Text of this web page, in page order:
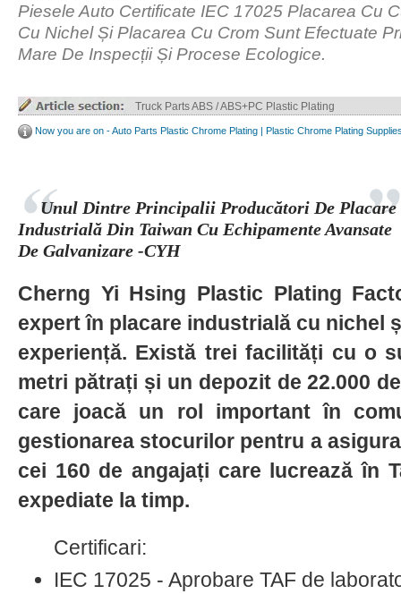
Piesele Auto Certificate IEC 17025 Placarea Cu
Cu Nichel Și Placarea Cu Crom Sunt Efectuate
Mare De Inspecții Și Procese Ecologice.
Truck Parts ABS / ABS+PC Plastic Plating
Now you are on - Auto Parts Plastic Chrome Plating | Plastic Chrome Plating
Unul Dintre Principalii Producători De Placare
Industrială Din Taiwan Cu Echipamente Avansate
De Galvanizare -CYH
Cherng Yi Hsing Plastic Plating
expert în placare industrială cu nichel
experiență. Există trei facilități cu o
metri pătrați și un depozit de 22.000
care joacă un rol important în
gestionarea stocurilor pentru a
cei 160 de angajați care lucrează în
expediate la timp.
Certificari:
IEC 17025 - Aprobare TAF de